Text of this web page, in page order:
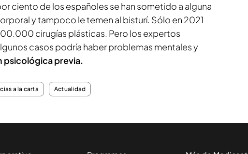
ciento de los españoles se han sometido a alguna
y tampoco le temen al bisturí. Sólo en 2021
cirugías plásticas. Pero los expertos
casos podría haber problemas mentales y
psicológica previa.
a la carta Actualidad